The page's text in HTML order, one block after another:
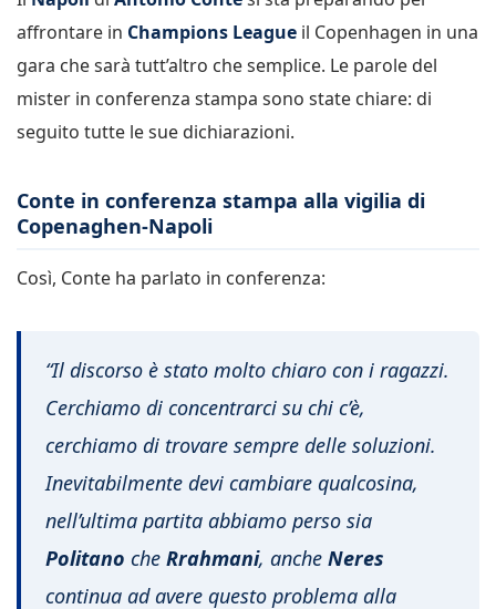
affrontare in Champions League il Copenhagen in una
gara che sarà tutt’altro che semplice. Le parole del
mister in conferenza stampa sono state chiare: di
seguito tutte le sue dichiarazioni.
Conte in conferenza stampa alla vigilia di
Copenaghen-Napoli
Così, Conte ha parlato in conferenza:
“Il discorso è stato molto chiaro con i ragazzi.
Cerchiamo di concentrarci su chi c’è,
cerchiamo di trovare sempre delle soluzioni.
Inevitabilmente devi cambiare qualcosina,
nell’ultima partita abbiamo perso sia
Politano che Rrahmani, anche Neres
continua ad avere questo problema alla